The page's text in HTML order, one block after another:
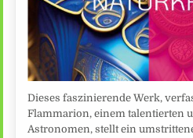
Dieses faszinierende Werk,
Flammarion, einem talentierten
Astronomen, stellt ein